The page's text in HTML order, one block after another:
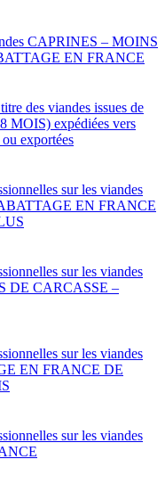
CAPRINES – MOINS
EN FRANCE
des viandes issues de
expédiées vers
exportées
sur les viandes
EN FRANCE
sur les viandes
DE CARCASSE –
sur les viandes
EN FRANCE DE
sur les viandes